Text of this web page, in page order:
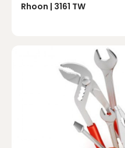
Rhoon | 3161 TW